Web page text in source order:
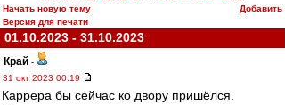
Начать новую тему
Добавить
Версия для печати
01.10.2023 - 31.10.2023
Край -
31 окт 2023 00:19
Каррера бы сейчас ко двору пришёлся.